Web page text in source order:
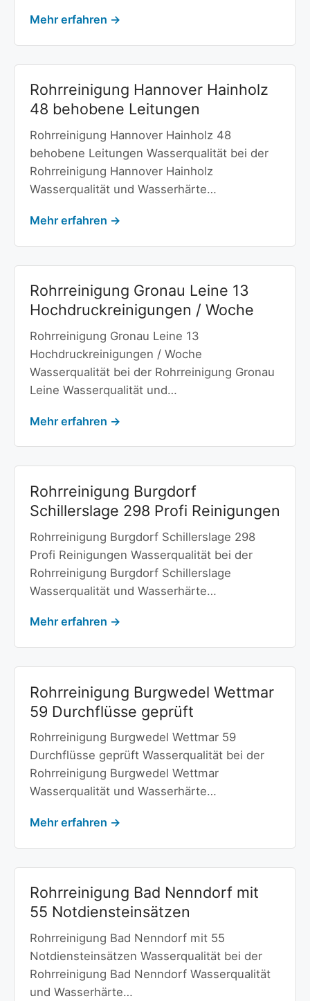
Mehr erfahren →
Rohrreinigung Hannover Hainholz
48 behobene Leitungen
Rohrreinigung Hannover Hainholz 48
behobene Leitungen Wasserqualität bei der
Rohrreinigung Hannover Hainholz
Wasserqualität und Wasserhärte…
Mehr erfahren →
Rohrreinigung Gronau Leine 13
Hochdruckreinigungen / Woche
Rohrreinigung Gronau Leine 13
Hochdruckreinigungen / Woche
Wasserqualität bei der Rohrreinigung Gronau
Leine Wasserqualität und…
Mehr erfahren →
Rohrreinigung Burgdorf
Schillerslage 298 Profi Reinigungen
Rohrreinigung Burgdorf Schillerslage 298
Profi Reinigungen Wasserqualität bei der
Rohrreinigung Burgdorf Schillerslage
Wasserqualität und Wasserhärte…
Mehr erfahren →
Rohrreinigung Burgwedel Wettmar
59 Durchflüsse geprüft
Rohrreinigung Burgwedel Wettmar 59
Durchflüsse geprüft Wasserqualität bei der
Rohrreinigung Burgwedel Wettmar
Wasserqualität und Wasserhärte…
Mehr erfahren →
Rohrreinigung Bad Nenndorf mit
55 Notdiensteinsätzen
Rohrreinigung Bad Nenndorf mit 55
Notdiensteinsätzen Wasserqualität bei der
Rohrreinigung Bad Nenndorf Wasserqualität
und Wasserhärte…